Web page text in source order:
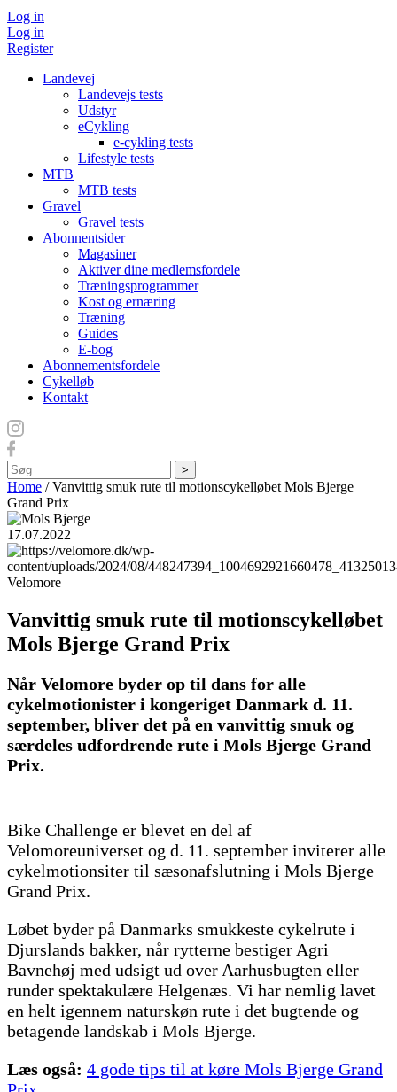
Log in
Log in
Register
Landevej
Landevejs tests
Udstyr
eCykling
e-cykling tests
Lifestyle tests
MTB
MTB tests
Gravel
Gravel tests
Abonnentsider
Magasiner
Aktiver dine medlemsfordele
Træningsprogrammer
Kost og ernæring
Træning
Guides
E-bog
Abonnementsfordele
Cykelløb
Kontakt
Søg
Home /Vanvittig smuk rute til motionscykelløbet Mols Bjerge
Grand Prix
17.07.2022
Velomore
Vanvittig smuk rute til motionscykelløbet
Mols Bjerge Grand Prix
Når Velomore byder op til dans for alle
cykelmotionister i kongeriget Danmark d. 11.
september, bliver det på en vanvittig smuk og
særdeles udfordrende rute i Mols Bjerge Grand
Prix.
Bike Challenge er blevet en del af
Velomoreuniverset og d. 11. september inviterer alle
cykelmotionsiter til sæsonafslutning i Mols Bjerge
Grand Prix.
Løbet byder på Danmarks smukkeste cykelrute i
Djurslands bakker, når rytterne bestiger Agri
Bavnehøj med udsigt ud over Aarhusbugten eller
runder spektakulære Helgenæs. Vi har nemlig lavet
en helt igennem naturskøn rute i det bugtende og
betagende landskab i Mols Bjerge.
Læs også: 4 gode tips til at køre Mols Bjerge Grand